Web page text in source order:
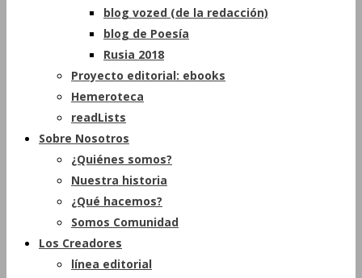
blog vozed (de la redacción)
blog de Poesía
Rusia 2018
Proyecto editorial: ebooks
Hemeroteca
readLists
Sobre Nosotros
¿Quiénes somos?
Nuestra historia
¿Qué hacemos?
Somos Comunidad
Los Creadores
línea editorial